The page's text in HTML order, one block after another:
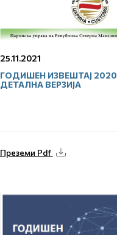
25.11.2021
ГОДИШЕН ИЗВЕШТАЈ 2020
ДЕТАЛНА ВЕРЗИЈА
Преземи Pdf